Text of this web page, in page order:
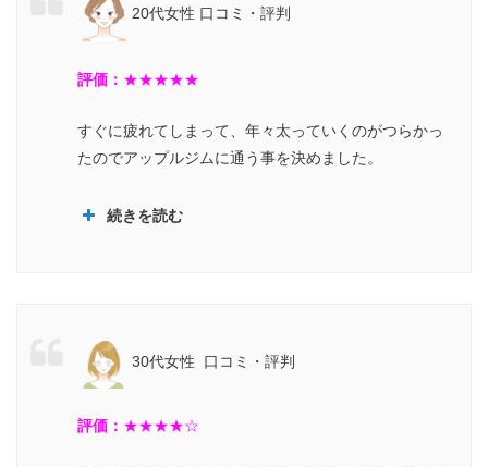
20代女性 口コミ・評判
評価： ★★★★★
すぐに疲れてしまって、年々太っていくのがつらかっ
たのでアップルジムに通う事を決めました。
続きを読む
30代女性 口コミ・評判
評価： ★★★★☆